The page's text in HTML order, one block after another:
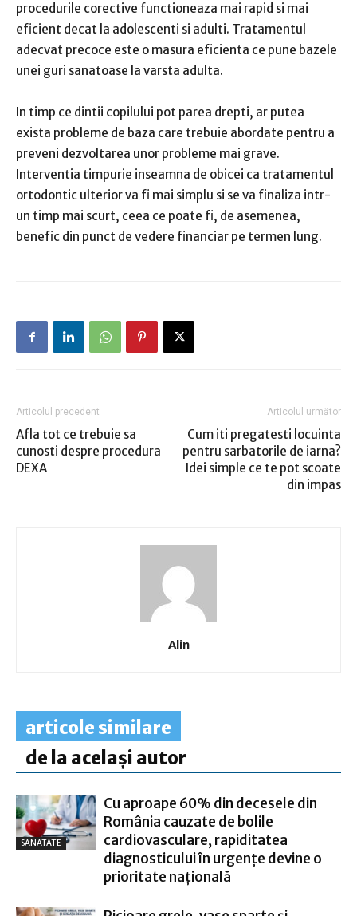
procedurile corective functioneaza mai rapid si mai
eficient decat la adolescenti si adulti. Tratamentul
adecvat precoce este o masura eficienta ce pune bazele
unei guri sanatoase la varsta adulta.
In timp ce dintii copilului pot parea drepti, ar putea
exista probleme de baza care trebuie abordate pentru a
preveni dezvoltarea unor probleme mai grave.
Interventia timpurie inseamna de obicei ca tratamentul
ortodontic ulterior va fi mai simplu si se va finaliza intr-
un timp mai scurt, ceea ce poate fi, de asemenea,
benefic din punct de vedere financiar pe termen lung.
Articolul precedent
Afla tot ce trebuie sa
cunosti despre procedura
DEXA
Articolul următor
Cum iti pregatesti locuinta
pentru sarbatorile de iarna?
Idei simple ce te pot scoate
din impas
Alin
articole similare
de la același autor
SANATATE
Cu aproape 60% din decesele din
România cauzate de bolile
cardiovasculare, rapiditatea
diagnosticului în urgențe devine o
prioritate națională